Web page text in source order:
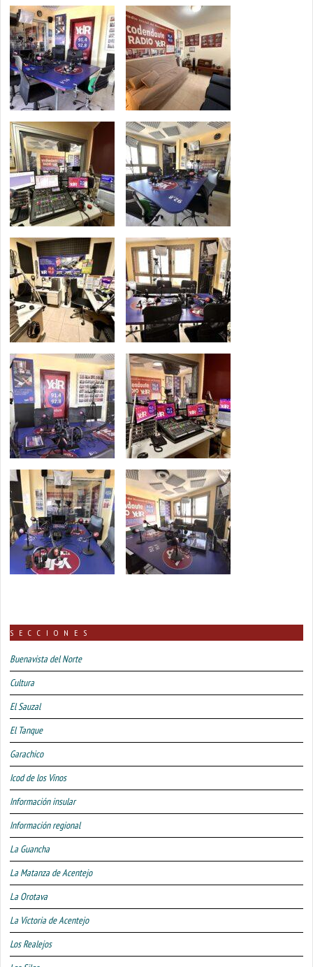
SECCIONES
Buenavista del Norte
Cultura
El Sauzal
El Tanque
Garachico
Icod de los Vinos
Información insular
Información regional
La Guancha
La Matanza de Acentejo
La Orotava
La Victoria de Acentejo
Los Realejos